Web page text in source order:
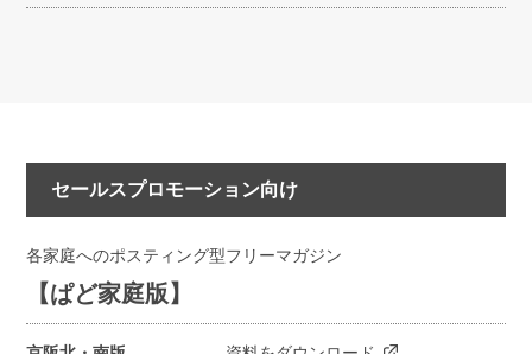
セールスプロモーション向け
各家庭へのポスティング型フリーマガジン
【ぱど家庭版】